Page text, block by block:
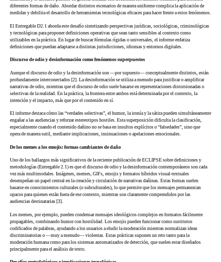
diferentes formas de daño. Abordar distintos escenarios de manera uniforme complica la aplicación de
medidas y debilita el desarrollo de herramientas tecnológicas eficaces para hacer frente a estos fenómenos.
El Entregable D2.1 aborda este desafío sintetizando perspectivas jurídicas, sociológicas, criminológicas
y tecnológicas para proponer definiciones operativas que sean tanto sensibles al contexto como
utilizables en la práctica. En lugar de buscar fórmulas rígidas o universales, el informe enfatiza
definiciones que puedan adaptarse a distintas jurisdicciones, idiomas y entornos digitales.
Discurso de odio y desinformación como fenómenos superpuestos
Aunque el discurso de odio y la desinformación son —por supuesto— conceptualmente distintos, están
profundamente interconectados [2]. La desinformación se utiliza a menudo para justificar o amplificar
narrativas de odio, mientras que el discurso de odio suele basarse en representaciones distorsionadas o
selectivas de la realidad. En la práctica, la frontera entre ambos está determinada por el contexto, la
intención y el impacto, más que por el contenido en sí.
El informe destaca cómo las “verdades selectivas”, el humor, la ironía y la sátira pueden simultáneamente
engañar a las audiencias y reforzar estereotipos hostiles. Esta superposición dificulta la clasificación,
especialmente cuando el contenido dañino no se basa en insultos explícitos o “falsedades”, sino que
opera de manera sutil, mediante implicaciones, insinuaciones o apelaciones emocionales.
De los memes a los emojis: formas cambiantes de daño
Uno de los hallazgos más significativos de la reciente publicación de ECLIPSE sobre definiciones y
metodologías (Entregable 2.1) es que el discurso de odio y la desinformación contemporáneos son cada
vez más multimodales. Imágenes, memes, GIFs, emojis y formatos híbridos visual-textuales
desempeñan un papel central en la creación y circulación de narrativas dañinas. Estas formas suelen
basarse en conocimientos culturales (o subculturales), lo que permite que los mensajes permanezcan
opacos para quienes están fuera de ese contexto, mientras son claramente comprendidos por las
audiencias destinatarias [3].
Los memes, por ejemplo, pueden condensar mensajes ideológicos complejos en formatos fácilmente
propagables, combinando humor con hostilidad. Los emojis pueden funcionar como sustitutos
codificados de palabras, ayudando a los usuarios a eludir la moderación mientras normalizan ideas
discriminatorias o —muy a menudo— violentas. Estas prácticas suponen un reto tanto para la
moderación humana como para los sistemas automatizados de detección, que suelen estar diseñados
principalmente para el análisis de texto.